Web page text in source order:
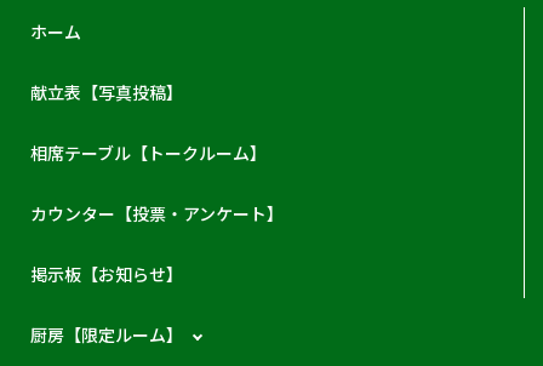
ホーム
献立表【写真投稿】
相席テーブル【トークルーム】
カウンター【投票・アンケート】
掲示板【お知らせ】
厨房【限定ルーム】